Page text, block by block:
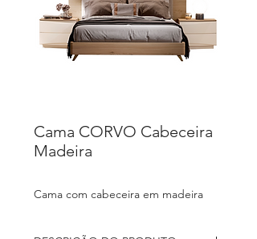
Cama CORVO Cabeceira
Madeira
Cama com cabeceira em madeira